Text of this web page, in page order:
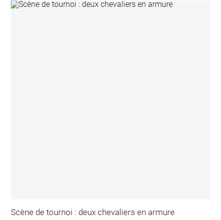
Scène de tournoi : deux chevaliers en armure